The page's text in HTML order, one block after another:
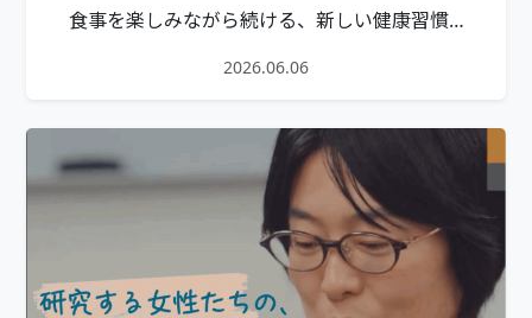
食事を楽しみながら続ける、新しい健康習慣…
2026.06.06